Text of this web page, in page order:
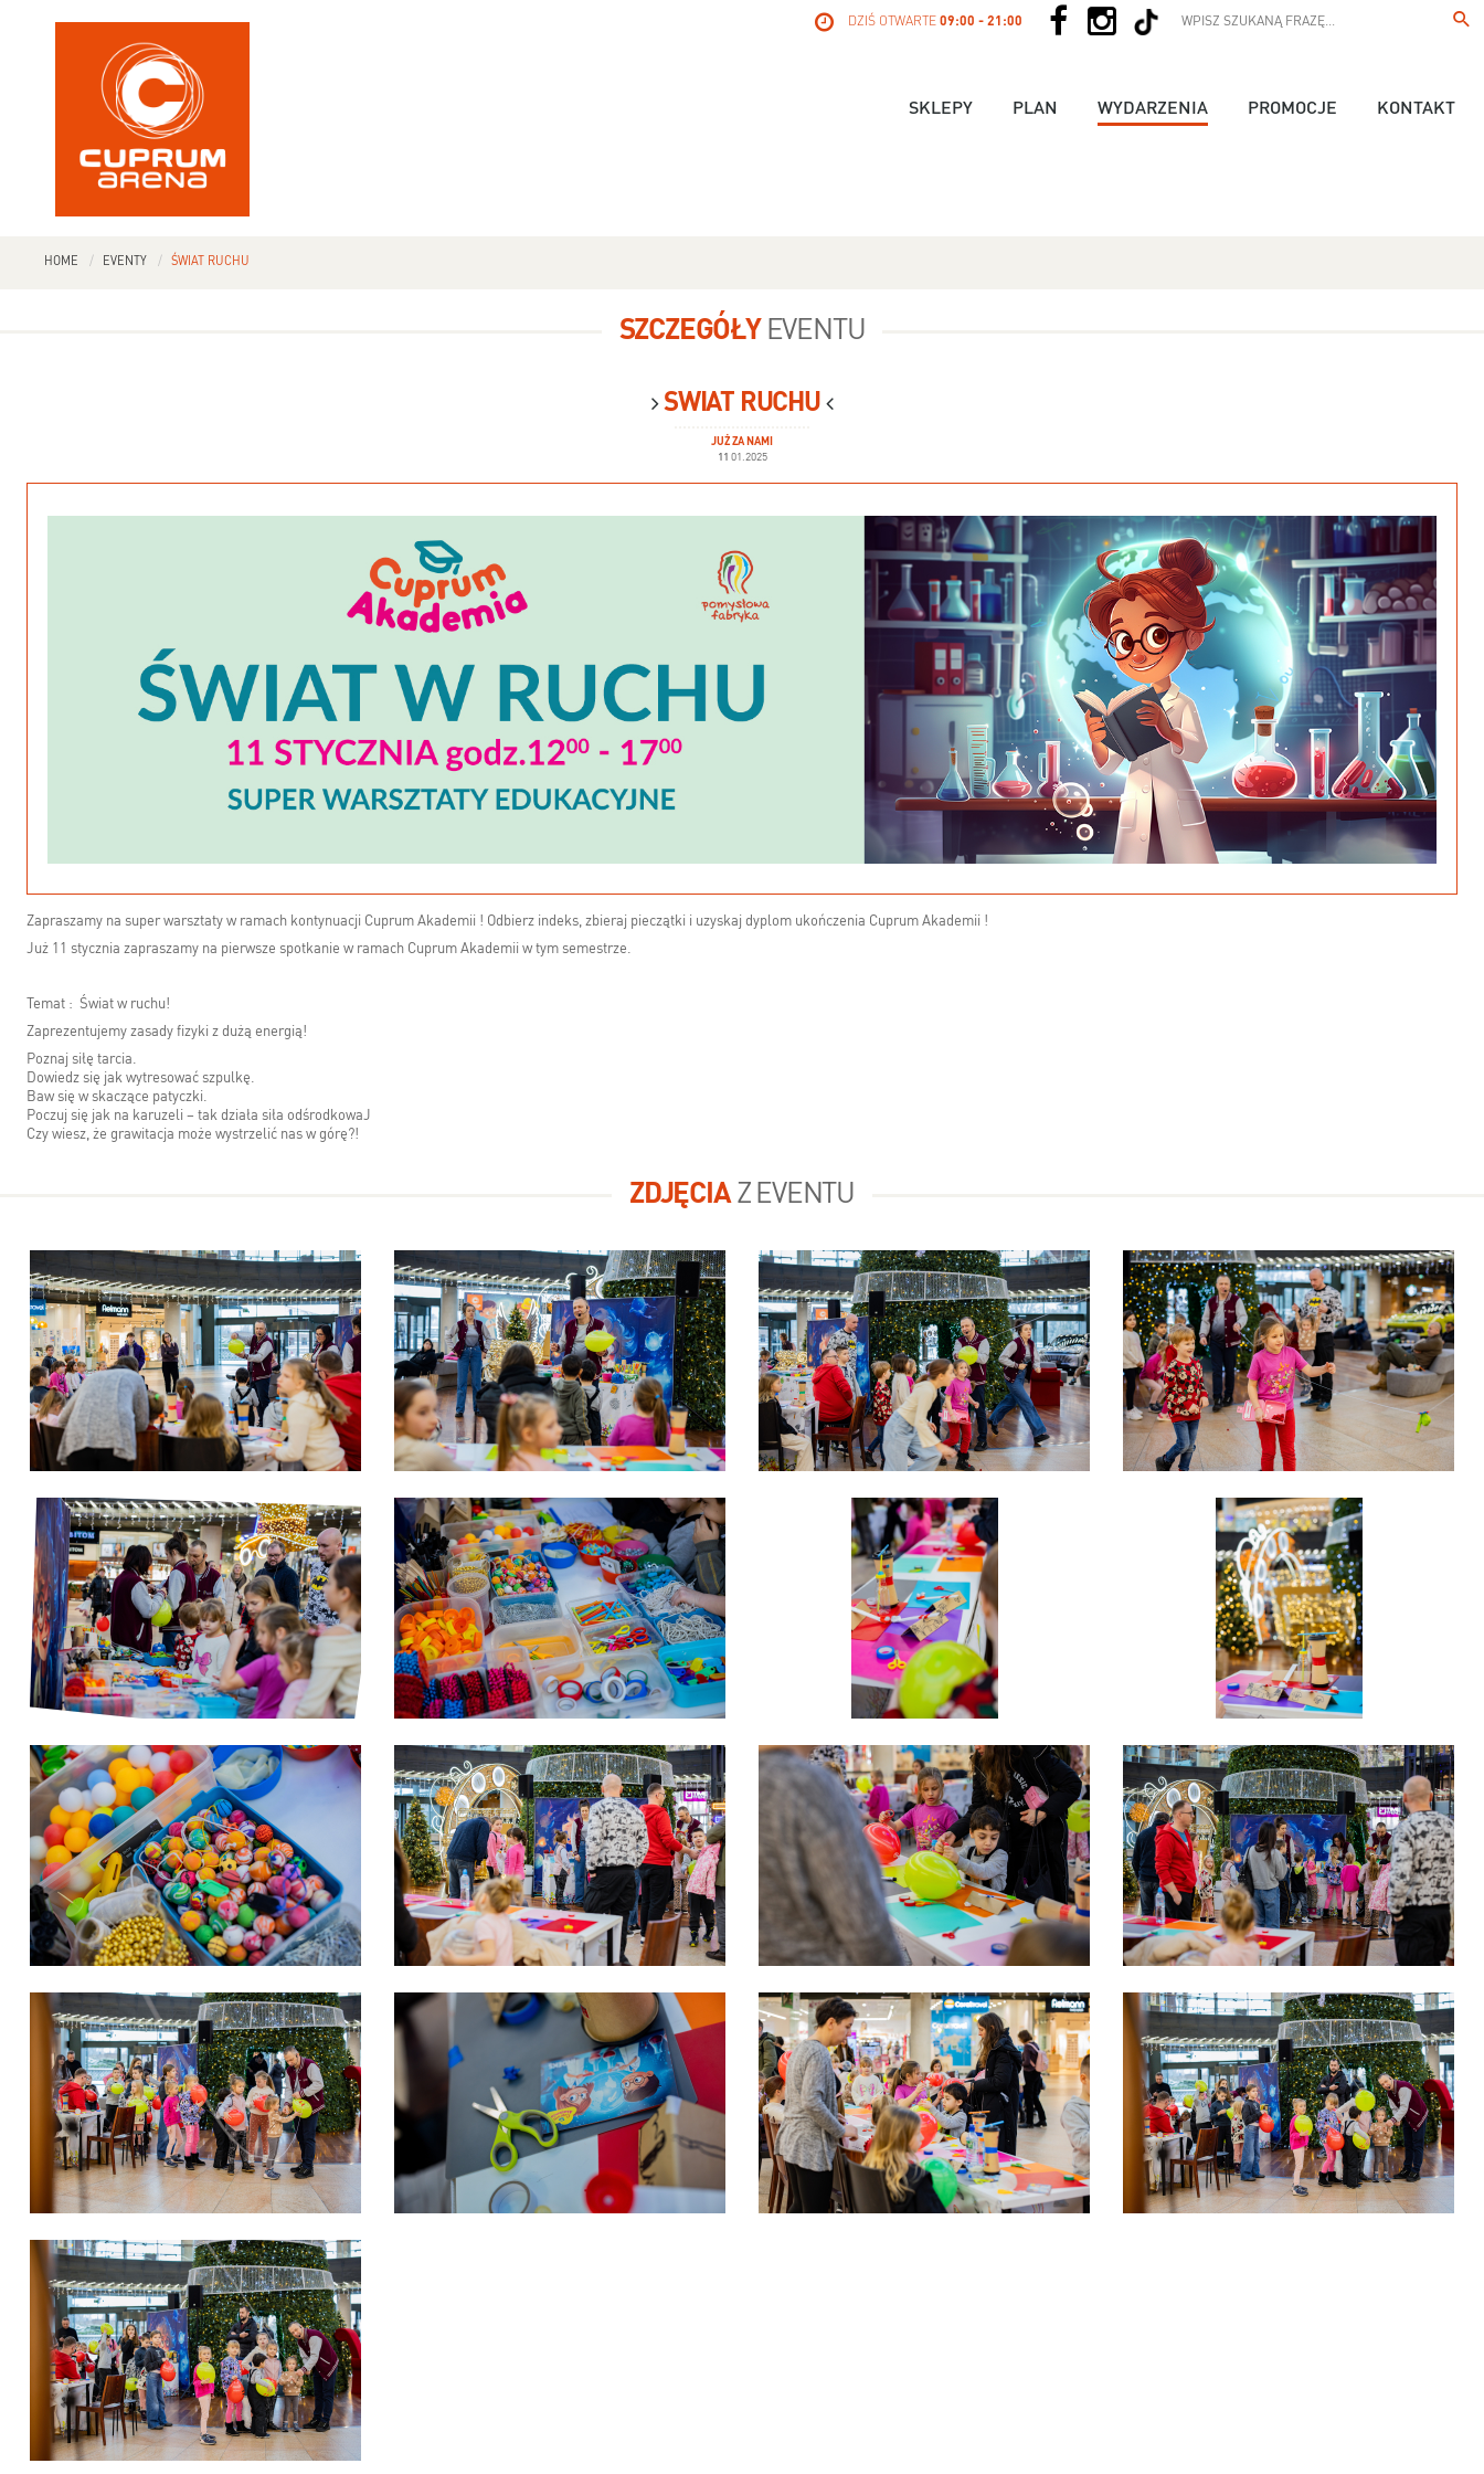
DZIŚ OTWARTE 09:00 - 21:00
SKLEPY PLAN WYDARZENIA PROMOCJE KONTAKT
HOME EVENTY ŚWIAT RUCHU
SZCZEGÓŁYEVENTU
ŚWIAT RUCHU
JUŻ ZA NAMI
11 01.2025
Zapraszamy na super warsztaty w ramach kontynuacji Cuprum Akademii ! Odbierz indeks, zbieraj pieczątki i uzyskaj dyplom ukończenia Cuprum Akademii !
Już 11 stycznia zapraszamy na pierwsze spotkanie w ramach Cuprum Akademii w tym semestrze.
Temat : Świat w ruchu!
Zaprezentujemy zasady fizyki z dużą energią!
Poznaj siłę tarcia.
Dowiedz się jak wytresować szpulkę.
Baw się w skaczące patyczki.
Poczuj się jak na karuzeli – tak działa siła odśrodkowaJ
Czy wiesz, że grawitacja może wystrzelić nas w górę?!
ZDJĘCIAZ EVENTU